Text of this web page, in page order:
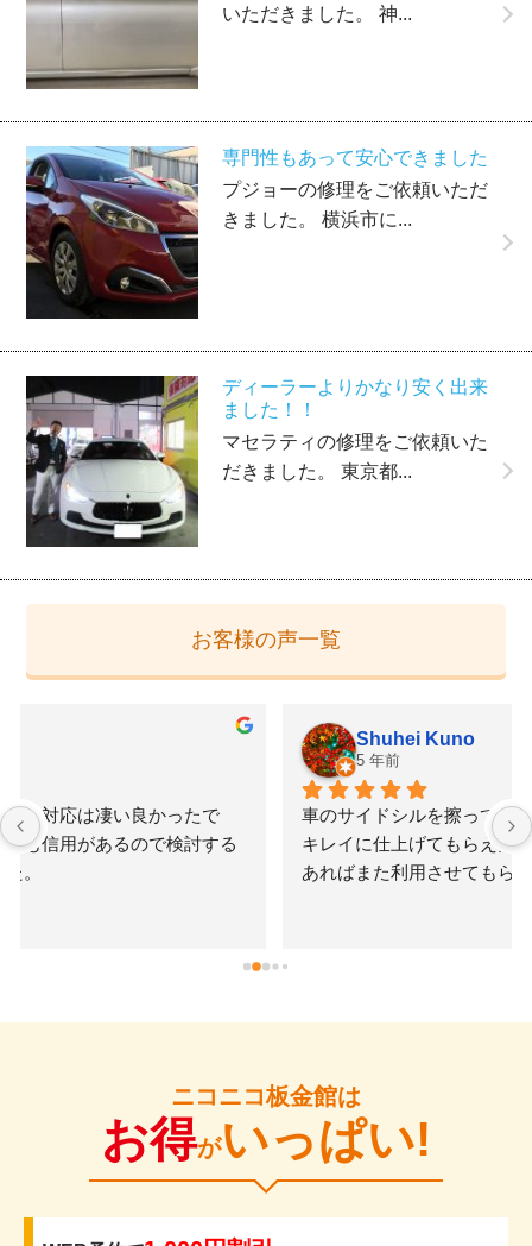
いただきました。 神...
専門性もあって安心できました
プジョーの修理をご依頼いただ
きました。 横浜市に...
ディーラーよりかなり安く出来
ました！！
マセラティの修理をご依頼いた
だきました。 東京都...
お客様の声一覧
車のサイドシルを擦ってしまい修理を依頼。早く安く
キレイに仕上げてもらえたのでかなり満足です。何か
あればまた利用させてもらいたいと思いました。
ニコニコ板金館は
お得がいっぱい!